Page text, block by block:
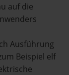
auf die
Ausführung
Beispiel elf